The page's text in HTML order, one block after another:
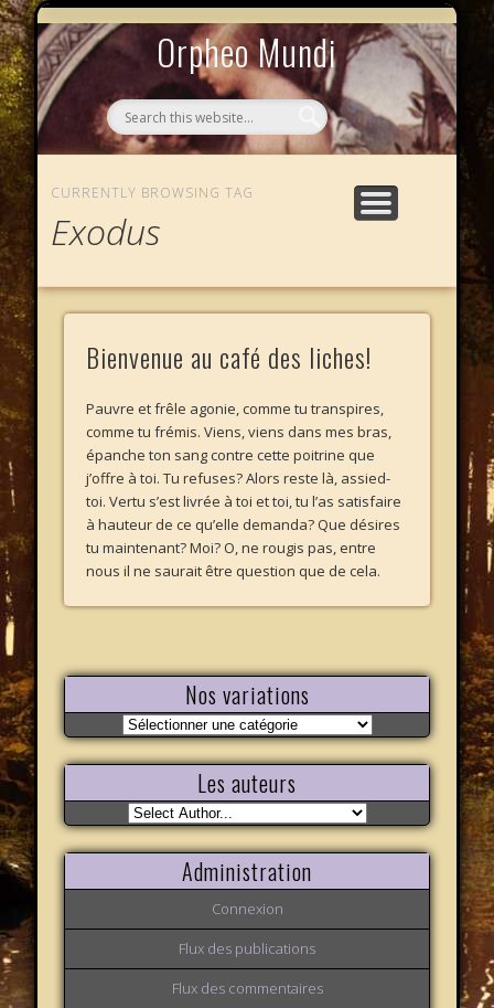
Orpheo Mundi
CURRENTLY BROWSING TAG
Exodus
Bienvenue au café des liches!
Pauvre et frêle agonie, comme tu transpires,
comme tu frémis. Viens, viens dans mes bras,
épanche ton sang contre cette poitrine que
j’offre à toi. Tu refuses? Alors reste là, assied-
toi. Vertu s’est livrée à toi et toi, tu l’as satisfaire
à hauteur de ce qu’elle demanda? Que désires
tu maintenant? Moi? O, ne rougis pas, entre
nous il ne saurait être question que de cela.
Nos variations
Nos
variations
Les auteurs
Administration
Connexion
Flux des publications
Flux des commentaires